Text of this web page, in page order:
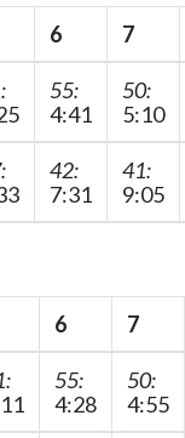
6 7
55:
4:41
50:
5:10
42:
7:31
41:
9:05
6 7
55:
4:28
50:
4:55